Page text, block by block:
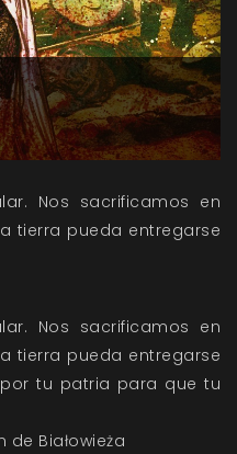
Nos sacrificamos en
tierra pueda entregarse
Nos sacrificamos en
tierra pueda entregarse
tu patria para que tu
de Białowieża